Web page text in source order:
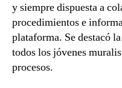
y siempre dispuesta a
procedimientos e
plataforma. Se destacó
todos los jóvenes
procesos.